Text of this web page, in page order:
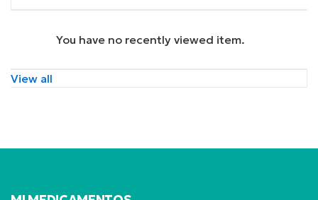
You have no recently viewed item.
View all